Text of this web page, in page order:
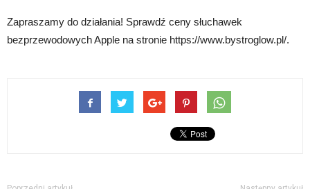
Zapraszamy do działania! Sprawdź ceny słuchawek
bezprzewodowych Apple na stronie https://www.bystroglow.pl/.